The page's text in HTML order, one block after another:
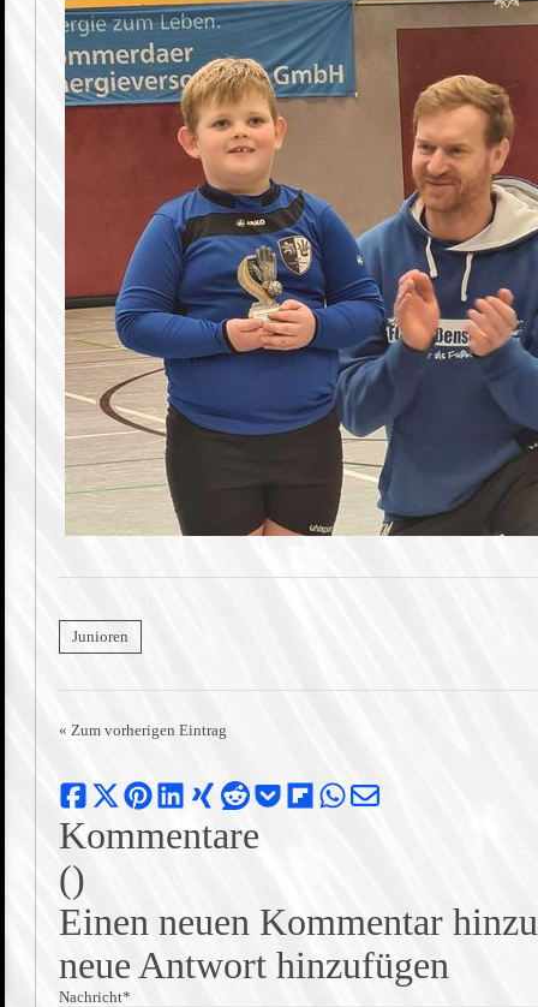
Junioren
« Zum vorherigen Eintrag
Kommentare
()
Einen neuen Kommentar
neue Antwort hinzufügen
Nachricht*